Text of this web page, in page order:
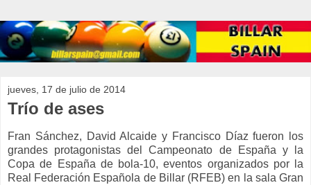
jueves, 17 de julio de 2014
Trío de ases
Fran Sánchez, David Alcaide y Francisco Díaz fueron los
grandes protagonistas del Campeonato de España y la
Copa de España de bola-10, eventos organizados por la
Real Federación Española de Billar (RFEB) en la sala Gran